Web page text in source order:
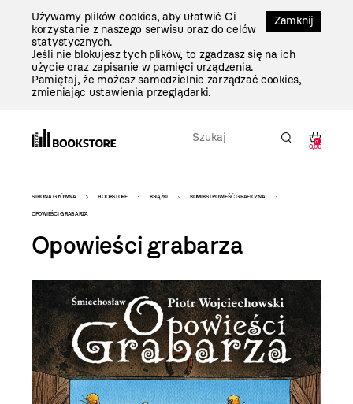
Zamknij
Używamy plików cookies, aby ułatwić Ci
korzystanie z naszego serwisu oraz do celów
statystycznych.
Jeśli nie blokujesz tych plików, to zgadzasz się na ich
użycie oraz zapisanie w pamięci urządzenia.
Pamiętaj, że możesz samodzielnie zarządzać cookies,
zmieniając ustawienia przeglądarki.
0
0,00
Bookstore
-
szablon
STRONA GŁÓWNA BOOKSTORE KSIĄŻKI KOMIKS I POWIEŚĆ GRAFICZNA
OPOWIEŚCI GRABARZA
Opowieści grabarza